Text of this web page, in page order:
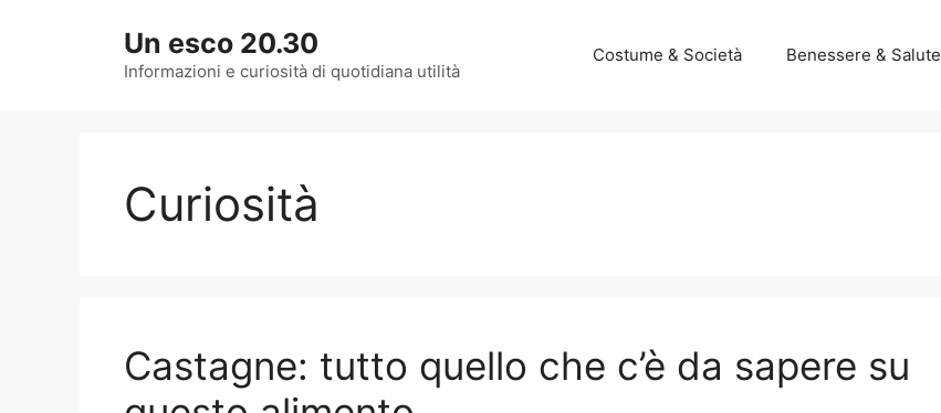
Un esco 20.30
Informazioni e curiosità di quotidiana utilità
Costume & Società Benessere & Salute
Curiosità
Castagne: tutto quello che c’è da sapere su